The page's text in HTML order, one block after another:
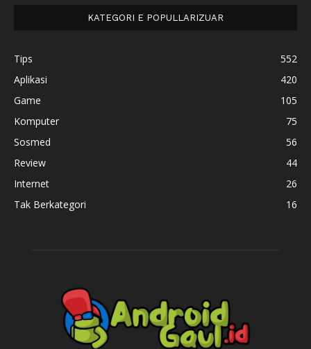
KATEGORI E POPULLARIZUAR
Tips
552
Aplikasi
420
Game
105
Komputer
75
Sosmed
56
Review
44
Internet
26
Tak Berkategori
16